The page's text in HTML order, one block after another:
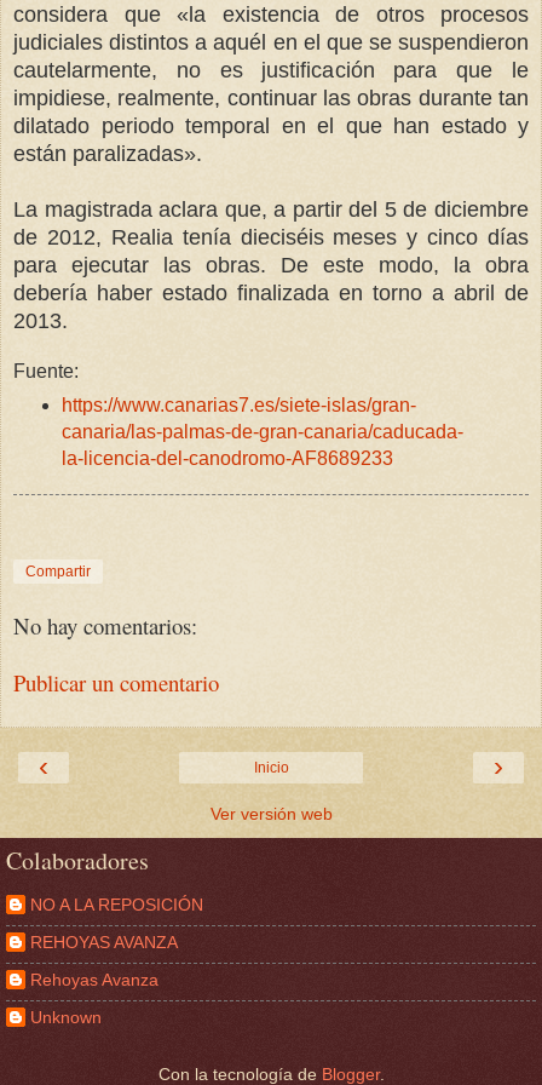
considera que «la existencia de otros procesos
judiciales distintos a aquél en el que se suspendieron
cautelarmente, no es justificación para que le
impidiese, realmente, continuar las obras durante tan
dilatado periodo temporal en el que han estado y
están paralizadas».
La magistrada aclara que, a partir del 5 de diciembre
de 2012, Realia tenía dieciséis meses y cinco días
para ejecutar las obras. De este modo, la obra
debería haber estado finalizada en torno a abril de
2013.
Fuente:
https://www.canarias7.es/siete-islas/gran-
canaria/las-palmas-de-gran-canaria/caducada-
la-licencia-del-canodromo-AF8689233
Compartir
No hay comentarios:
Publicar un comentario
‹ ›
Inicio
Ver versión web
Colaboradores
NO A LA REPOSICIÓN
REHOYAS AVANZA
Rehoyas Avanza
Unknown
Con la tecnología de Blogger.